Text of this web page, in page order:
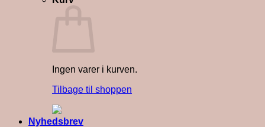
Ingen varer i kurven.
Tilbage til shoppen
Nyhedsbrev